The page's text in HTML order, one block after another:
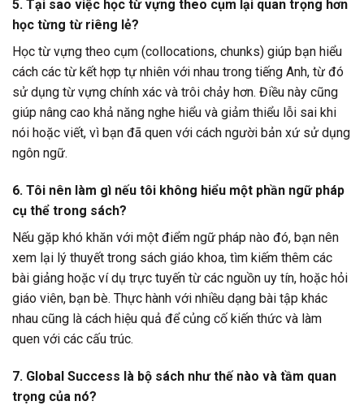
5. Tại sao việc học từ vựng theo cụm lại quan trọng hơn
học từng từ riêng lẻ?
Học từ vựng theo cụm (collocations, chunks) giúp bạn hiểu
cách các từ kết hợp tự nhiên với nhau trong tiếng Anh, từ đó
sử dụng từ vựng chính xác và trôi chảy hơn. Điều này cũng
giúp nâng cao khả năng nghe hiểu và giảm thiểu lỗi sai khi
nói hoặc viết, vì bạn đã quen với cách người bản xứ sử dụng
ngôn ngữ.
6. Tôi nên làm gì nếu tôi không hiểu một phần ngữ pháp
cụ thể trong sách?
Nếu gặp khó khăn với một điểm ngữ pháp nào đó, bạn nên
xem lại lý thuyết trong sách giáo khoa, tìm kiếm thêm các
bài giảng hoặc ví dụ trực tuyến từ các nguồn uy tín, hoặc hỏi
giáo viên, bạn bè. Thực hành với nhiều dạng bài tập khác
nhau cũng là cách hiệu quả để củng cố kiến thức và làm
quen với các cấu trúc.
7. Global Success là bộ sách như thế nào và tầm quan
trọng của nó?